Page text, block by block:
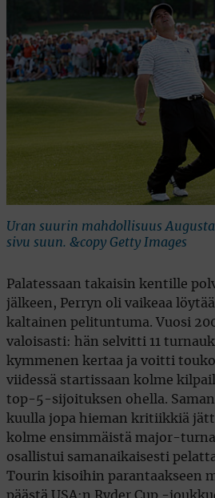
Uran suurin mahdollisuus
sivu suun. &copy Getty Images
Palatessaan takaisin kentille
jälkeen, Perryn oli vaikeaa
kaltainen pelituntuma. Vuosi
valoisasti: hän selvitti 11
kymmenen kertaa ja voitti
viidessä startissaan kolme
top-5-sijoituksen ohella.
kuulla jopa hieman kritiikkiä
kolme ensimmäistä major-
osallistui samanaikaisesti
Tourin kisoihin parantaakseen